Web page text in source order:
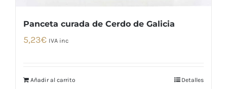
Panceta curada de Cerdo de Galicia
5,23€ IVA inc
Añadir al carrito Detalles